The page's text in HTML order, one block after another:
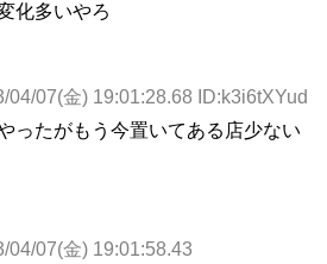
化多いやろ
04/07(金) 19:01:28.68 ID:k3i6tXYud
ったがもう今置いてある店少ない
04/07(金) 19:01:58.43